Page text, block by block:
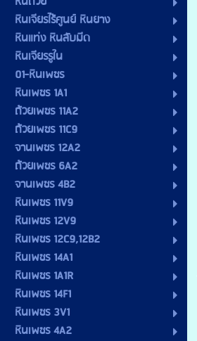
หินเจียรไร้ศูนย์ หินยาง
หินแท่ง หินลับมีด
หินเจียรรูใน
01-หินเพชร
หินเพชร 1A1
ถ้วยเพชร 11A2
ถ้วยเพชร 11C9
จานเพชร 12A2
ถ้วยเพชร 6A2
จานเพชร 4B2
หินเพชร 11V9
หินเพชร 12V9
หินเพชร 12C9,12B2
หินเพชร 14A1
หินเพชร 1A1R
หินเพชร 14F1
หินเพชร 3V1
หินเพชร 4A2